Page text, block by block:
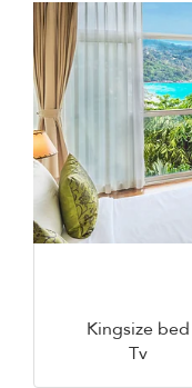
Kingsize bed
Tv